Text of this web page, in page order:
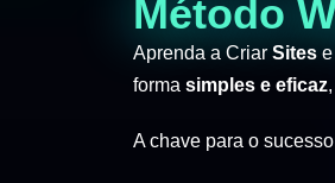
Método
Aprenda a Criar Sites e
forma simples e eficaz
A chave para o